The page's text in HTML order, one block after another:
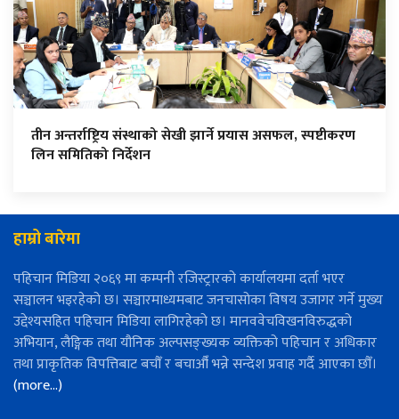
तीन अन्तर्राष्ट्रिय संस्थाको सेखी झार्ने प्रयास असफल, स्पष्टीकरण
लिन समितिको निर्देशन
हाम्रो बारेमा
पहिचान मिडिया २०६९ मा कम्पनी रजिस्ट्रारको कार्यालयमा दर्ता भएर
सञ्चालन भइरहेको छ। सञ्चारमाध्यमबाट जनचासोका विषय उजागर गर्ने मुख्य
उद्देश्यसहित पहिचान मिडिया लागिरहेको छ। मानववेचविखनविरुद्धको
अभियान, लैङ्गिक तथा यौनिक अल्पसङ्ख्यक व्यक्तिको पहिचान र अधिकार
तथा प्राकृतिक विपत्तिबाट बचौँ र बचाऔँ भन्ने सन्देश प्रवाह गर्दै आएका छौँ।
(more…)